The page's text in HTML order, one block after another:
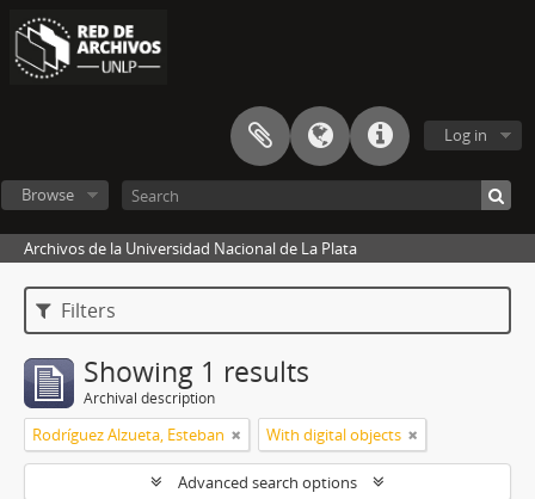
Log in
Browse
Archivos de la Universidad Nacional de La Plata
Filters
Showing 1 results
Archival description
Rodríguez Alzueta, Esteban With digital objects
Advanced search options